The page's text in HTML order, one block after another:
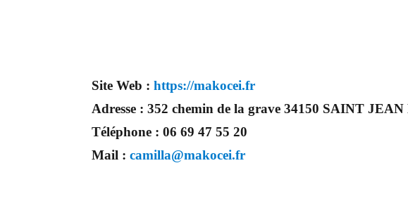
Site Web :https://makocei.fr
Adresse :352 chemin de la grave 34150 SAINT JEAN
Téléphone :06 69 47 55 20
Mail :camilla@makocei.fr